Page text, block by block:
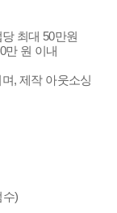
최대 50만원
만 원 이내
, 제작 아웃소싱
수)